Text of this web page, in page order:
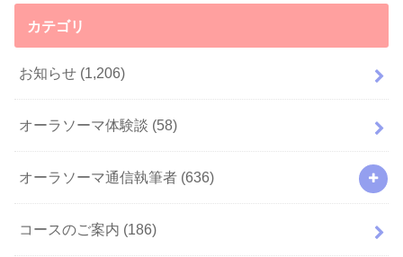
カテゴリ
お知らせ (1,206)
オーラソーマ体験談 (58)
オーラソーマ通信執筆者 (636)
コースのご案内 (186)